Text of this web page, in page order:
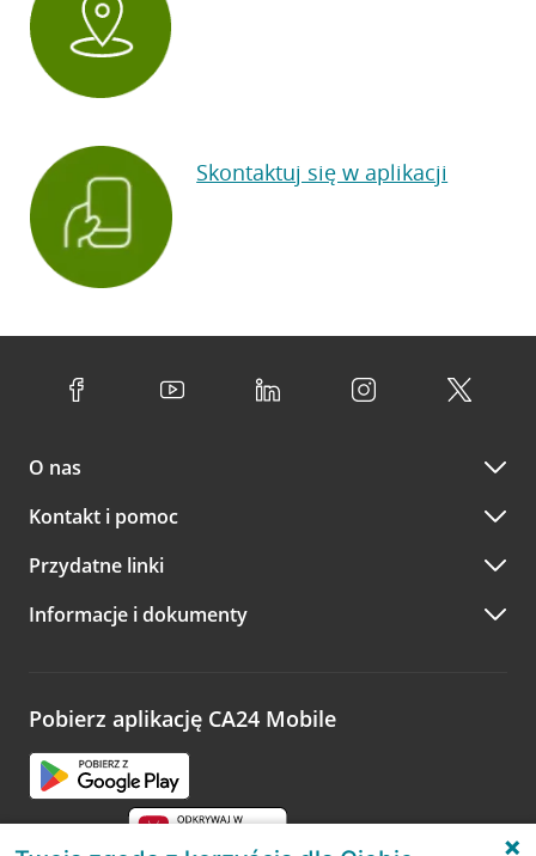
Skontaktuj się w aplikacji
O nas
Kontakt i pomoc
Przydatne linki
Informacje i dokumenty
Pobierz aplikację CA24 Mobile